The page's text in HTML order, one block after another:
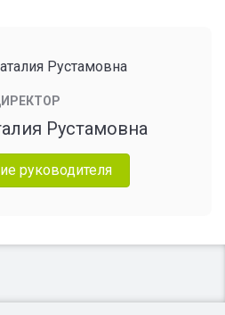
Рустамовна
руководителя